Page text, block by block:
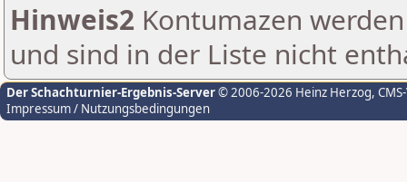
Hinweis2 Kontumazen
und sind in der Liste nicht
Der Schachturnier-Ergebnis-Server© 2006-2026 Heinz Herzog,
Impressum / Nutzungsbedingungen